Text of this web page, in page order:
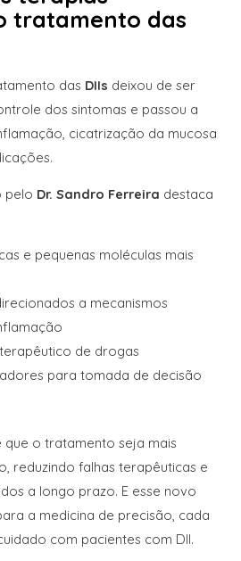
tratamento das
das DIIs deixou de ser
dos sintomas e passou a
cicatrização da mucosa
pelo Dr. Sandro Ferreira destaca
e pequenas moléculas mais
a mecanismos
de drogas
para tomada de decisão
que o tratamento seja mais
reduzindo falhas terapêuticas e
a longo prazo. E esse novo
a medicina de precisão, cada
com pacientes com DII.